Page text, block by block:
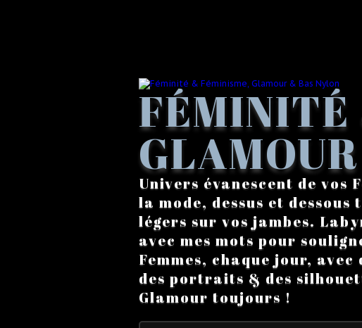
FÉMINITÉ
Univers évanescent de
la mode, dessus et
légers sur vos jambes.
avec mes mots pour
Femmes, chaque jour,
des portraits & des
Glamour toujours !